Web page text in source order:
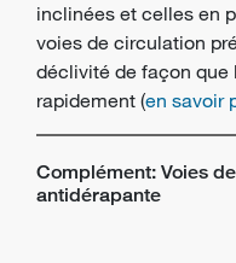
inclinées et celles en
voies de circulation
déclivité de façon
rapidement (en savoir
Complément: Voies
antidérapante